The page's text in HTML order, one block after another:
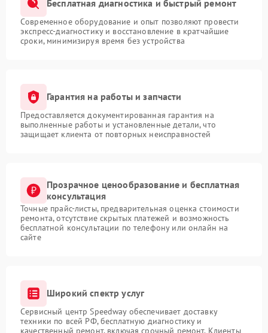
Бесплатная диагностика и быстрый ремонт
Современное оборудование и опыт позволяют провести
экспресс-диагностику и восстановление в кратчайшие
сроки, минимизируя время без устройства
Гарантия на работы и запчасти
Предоставляется документированная гарантия на
выполненные работы и установленные детали, что
защищает клиента от повторных неисправностей
Прозрачное ценообразование и бесплатная
консультация
Точные прайс-листы, предварительная оценка стоимости
ремонта, отсутствие скрытых платежей и возможность
бесплатной консультации по телефону или онлайн на
сайте
Широкий спектр услуг
Сервисный центр Speedway обеспечивает доставку
техники по всей РФ, бесплатную диагностику и
качественный ремонт, включая срочный ремонт. Клиенты